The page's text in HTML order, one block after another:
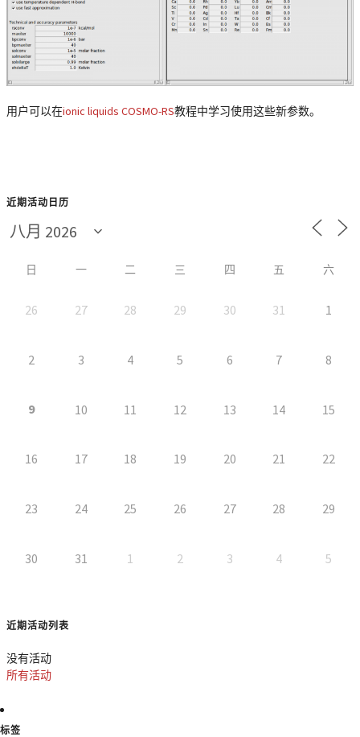
用户可以在ionic liquids COSMO-RS教程中学习使用这些新参数。
近期活动日历
日 一 二 三 四 五 六
26 27 28 29 30 31 1
2 3 4 5 6 7 8
9 10 11 12 13 14 15
16 17 18 19 20 21 22
23 24 25 26 27 28 29
30 31 1 2 3 4 5
近期活动列表
没有活动
所有活动
标签